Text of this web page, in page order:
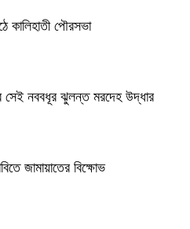
কালিহাতী পৌরসভা
সেই নববধূর ঝুলন্ত মরদেহ উদ্ধার
জামায়াতের বিক্ষোভ